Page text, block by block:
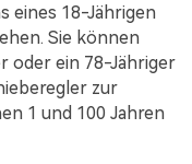
eines 18-Jährigen
Sie können
oder ein 78-Jähriger
zur
1 und 100 Jahren